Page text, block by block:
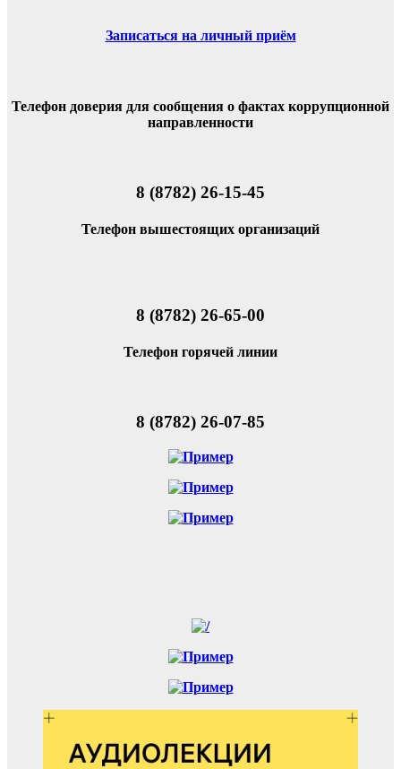
Записаться на личный приём
Телефон доверия для сообщения о фактах коррупционной
направленности
8 (8782) 26-15-45
Телефон вышестоящих организаций
8 (8782) 26-65-00
Телефон горячей линии
8 (8782) 26-07-85